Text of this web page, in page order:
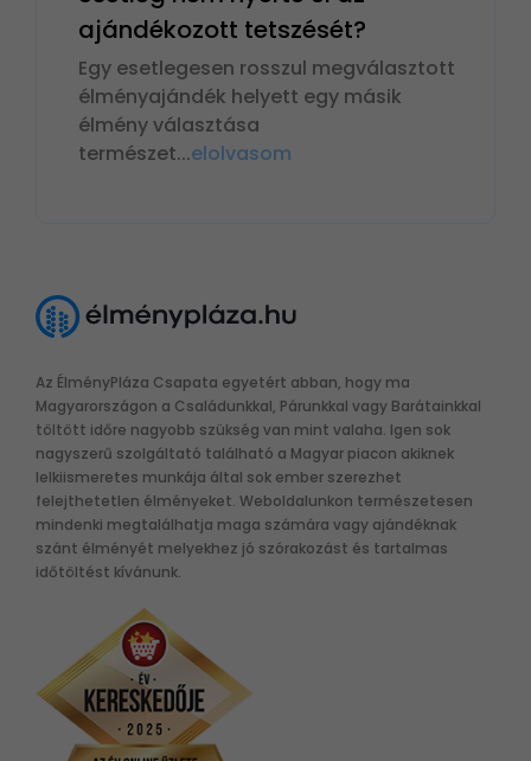
ajándékozott tetszését?
Egy esetlegesen rosszul megválasztott
élményajándék helyett egy másik
élmény választása
természet...elolvasom
Az ÉlményPláza Csapata egyetért abban, hogy ma
Magyarországon a Családunkkal, Párunkkal vagy Barátainkkal
töltött időre nagyobb szükség van mint valaha. Igen sok
nagyszerű szolgáltató található a Magyar piacon akiknek
lelkiismeretes munkája által sok ember szerezhet
felejthetetlen élményeket. Weboldalunkon természetesen
mindenki megtalálhatja maga számára vagy ajándéknak
szánt élményét melyekhez jó szórakozást és tartalmas
időtöltést kívánunk.